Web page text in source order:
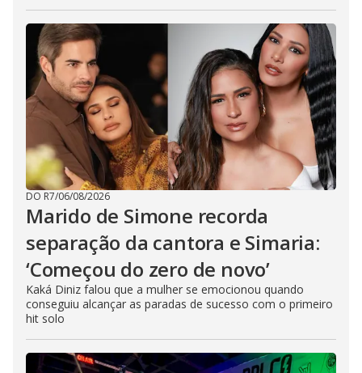
DO R7/06/08/2026
Marido de Simone recorda
separação da cantora e Simaria:
‘Começou do zero de novo’
Kaká Diniz falou que a mulher se emocionou quando
conseguiu alcançar as paradas de sucesso com o primeiro
hit solo